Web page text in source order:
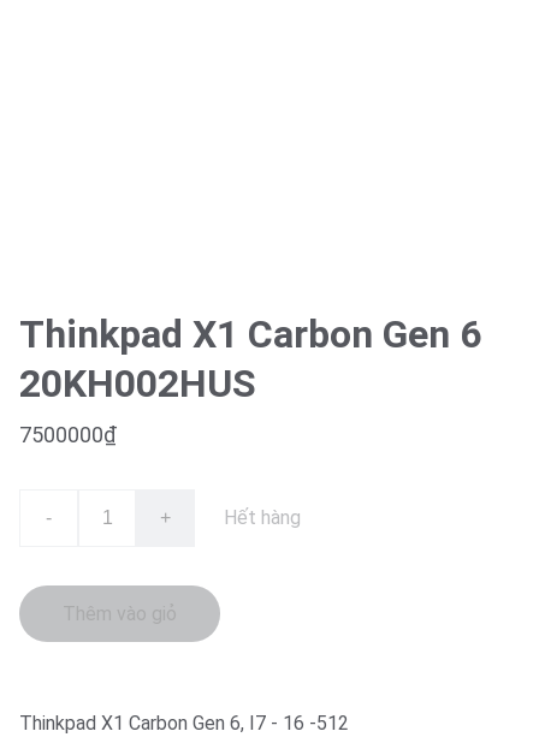
Thinkpad X1 Carbon Gen 6
20KH002HUS
7500000₫
- + Hết hàng
Thêm vào giỏ
Thinkpad X1 Carbon Gen 6, I7 - 16 -512